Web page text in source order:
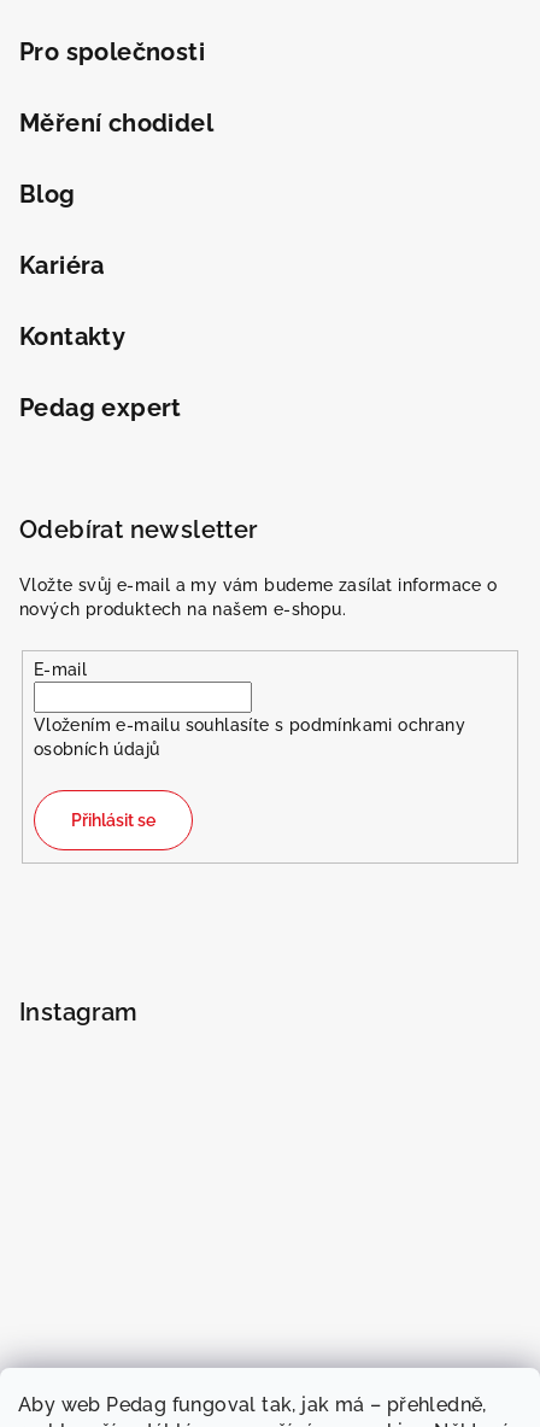
Aby web Pedag fungoval tak, jak má – přehledně,
Pro společnosti
Měření chodidel
Blog
Kariéra
Kontakty
Pedag expert
Odebírat newsletter
Vložte svůj e-mail a my vám budeme zasílat informace o
nových produktech na našem e-shopu.
E-mail
Vložením e-mailu souhlasíte s podmínkami ochrany
osobních údajů
Přihlásit se
Instagram